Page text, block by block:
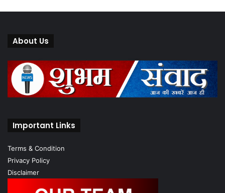
About Us
Important Links
Terms & Condition
Privacy Policy
Disclaimer